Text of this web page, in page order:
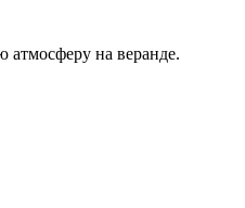
на веранде.